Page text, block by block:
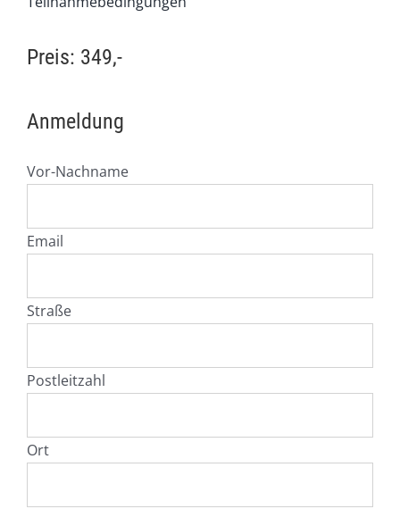
Preis: 349,-
Anmeldung
Vor-Nachname
Email
Straße
Postleitzahl
Ort